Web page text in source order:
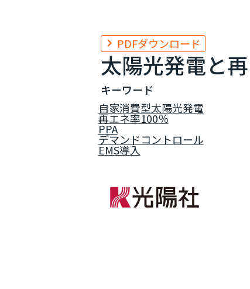
PDFダウンロード
太陽光発電と
キーワード
自家消費型太陽光発電
再エネ率100％
PPA
デマンドコントロール
EMS導入